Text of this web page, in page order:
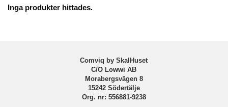
Inga produkter hittades.
Comviq by SkalHuset
C/O Lowwi AB
Morabergsvägen 8
15242 Södertälje
Org. nr: 556881-9238